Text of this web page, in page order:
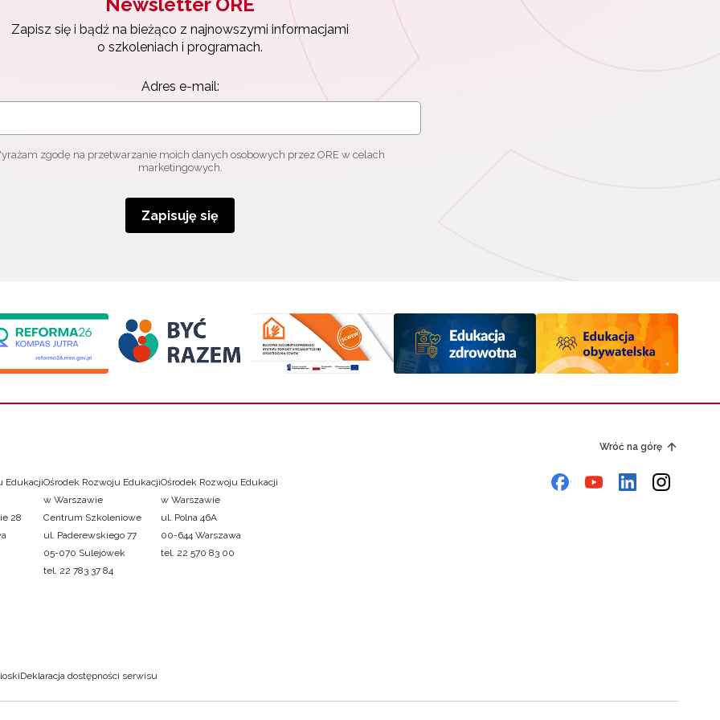
Newsletter ORE
Zapisz się i bądź na bieżąco z najnowszymi informacjami
o szkoleniach i programach.
Adres e-mail:
zgodę na przetwarzanie moich danych osobowych przez ORE w celach
marketingowych.
Zapisuję się
Wróć na górę
Edukacji
28
Ośrodek Rozwoju Edukacji
w Warszawie
Centrum Szkoleniowe
ul. Paderewskiego 77
05-070 Sulejówek
tel. 22 783 37 84
Ośrodek Rozwoju Edukacji
w Warszawie
ul. Polna 46A
00-644 Warszawa
tel. 22 570 83 00
Deklaracja dostępności serwisu